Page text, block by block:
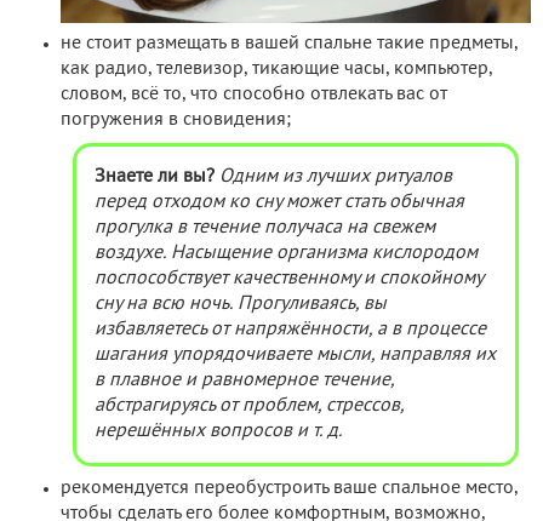
не стоит размещать в вашей спальне такие предметы,
как радио, телевизор, тикающие часы, компьютер,
словом, всё то, что способно отвлекать вас от
погружения в сновидения;
Знаете ли вы? Одним из лучших ритуалов
перед отходом ко сну может стать обычная
прогулка в течение получаса на свежем
воздухе. Насыщение организма кислородом
поспособствует качественному и спокойному
сну на всю ночь. Прогуливаясь, вы
избавляетесь от напряжённости, а в процессе
шагания упорядочиваете мысли, направляя их
в плавное и равномерное течение,
абстрагируясь от проблем, стрессов,
нерешённых вопросов и т. д.
рекомендуется переобустроить ваше спальное место,
чтобы сделать его более комфортным, возможно,